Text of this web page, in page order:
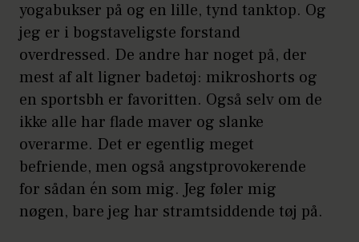
yogabukser på og en lille, tynd tanktop. Og
jeg er i bogstaveligste forstand
overdressed. De andre har noget på, der
mest af alt ligner badetøj: mikroshorts og
en sportsbh er favoritten. Også selv om de
ikke alle har flade maver og slanke
overarme. Det er egentlig meget
befriende, men også angstprovokerende
for sådan én som mig. Jeg føler mig
nøgen, bare jeg har stramtsiddende tøj på.